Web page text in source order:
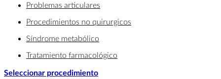
Problemas articulares
Procedimientos no quirurgicos
Síndrome metabólico
Tratamiento farmacológico
Seleccionar procedimiento